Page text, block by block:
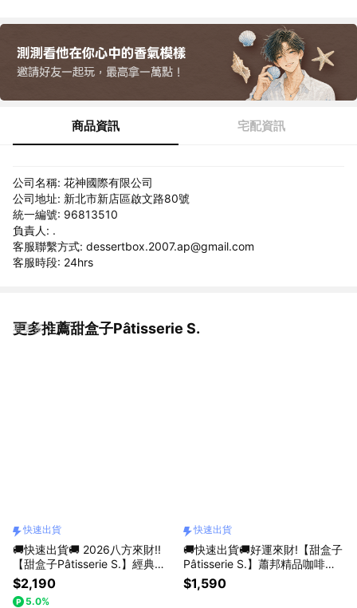
商品資訊 宅配資訊
公司名稱: 花神國際有限公司
公司地址: 新北市新店區啟文路80號
統一編號: 96813510
負責人: .
客服聯繫方式: dessertbox.2007.ap@gmail.com
客服時段: 24hrs
更多推薦甜盒子Pâtisserie S.
看更多
快速出貨
🚚快速出貨🚚 2026八方來財!!
【甜盒子Pâtisserie S.】經典檸
檬塔4入禮盒
$2,190
5.0%
快速出貨
🚚快速出貨🚚好運來財!【甜盒子
Pâtisserie S.】蕭邦精品咖啡豆 |
半磅
$1,590